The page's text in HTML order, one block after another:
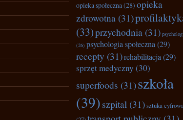
opieka społeczna(28) opieka
zdrowotna (31)
(33)przychodnia (31)
(26) psychologia społeczna(29)
recepty (31)rehabilitacja(29)
sprzęt medyczny (30)
superfoods (31)szkoła
(39)szpital (31)sztuka